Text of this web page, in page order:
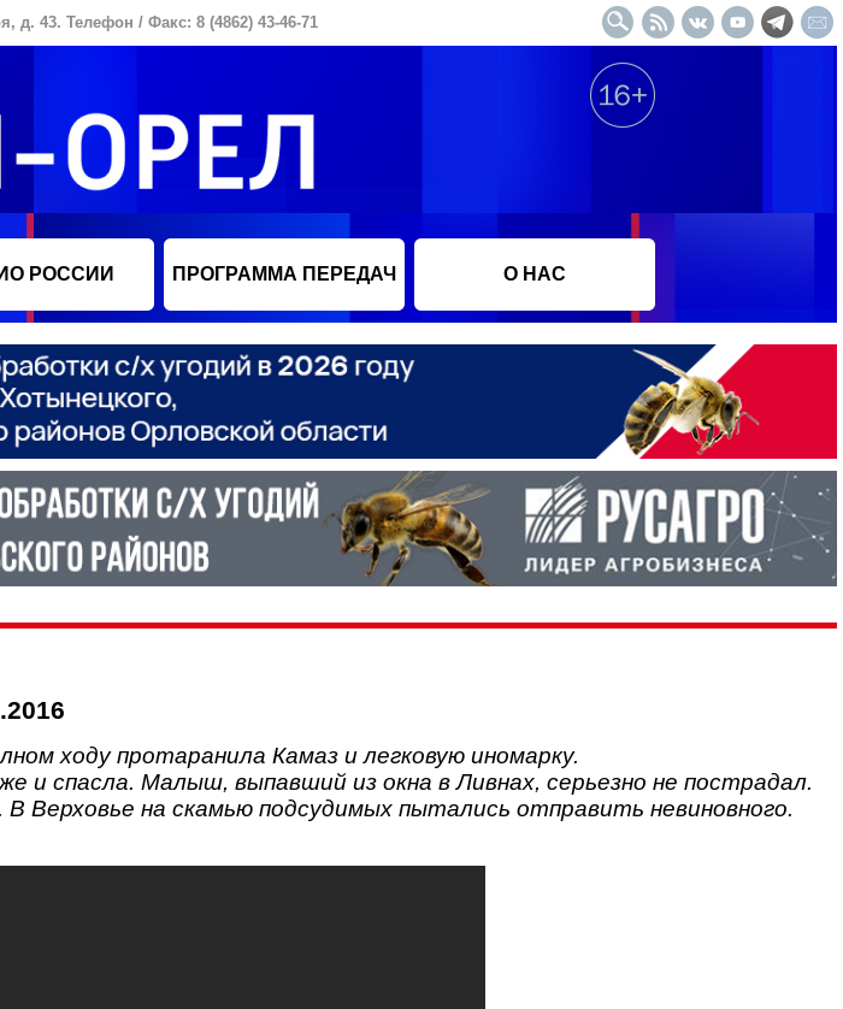
д. 43. Телефон / Факс: 8 (4862) 43-46-71
РОССИИ ПРОГРАММА ПЕРЕДАЧ О НАС
ходу протаранила Камаз и легковую иномарку.
и спасла. Малыш, выпавший из окна в Ливнах, серьезно не пострадал.
В Верховье на скамью подсудимых пытались отправить невиновного.